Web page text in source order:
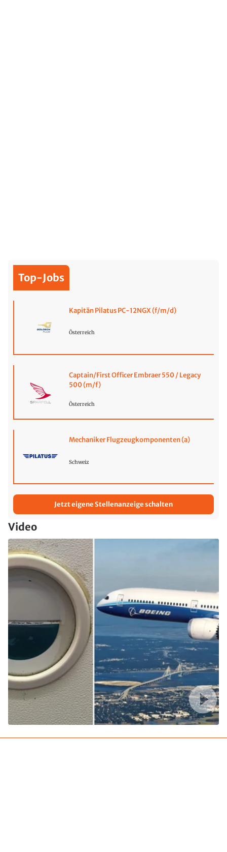
Top-Jobs
Kapitän Pilatus PC-12NGX (f/m/d)
Österreich
Captain/First Officer Embraer 550 / Legacy
500 (m/f)
Österreich
Mechaniker Flugzeugkomponenten (a)
Schweiz
Jetzt eigene Stellenanzeige schalten
Video